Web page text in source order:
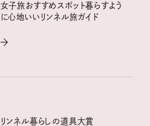
女子旅おすすめスポット暮らすよう
に心地いいリンネル旅ガイド
リンネル暮らしの道具大賞